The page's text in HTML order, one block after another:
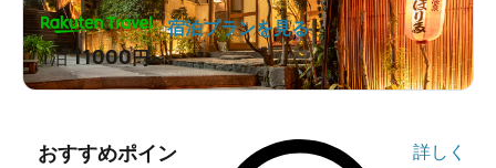
1泊11000円～
宿泊プランを見る
おすすめポイン
詳しく